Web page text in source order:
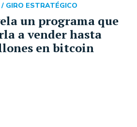
un programa que
a vender hasta
en bitcoin
/ GIRO ESTRATÉGICO